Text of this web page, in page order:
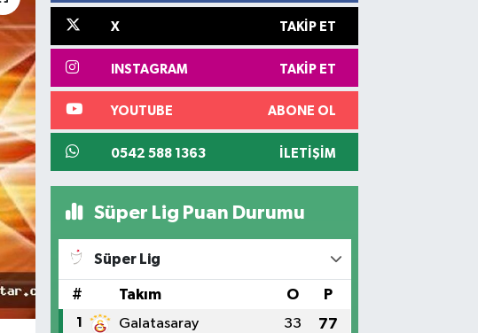
X TAKIP ET
INSTAGRAM TAKIP ET
YOUTUBE ABONE OL
0542 588 1363 İLETIŞIM
Süper Lig Puan Durumu
Süper Lig
# Takım O P
1 Galatasaray 33 77